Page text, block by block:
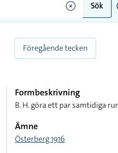
Sök
Föregående tecken
Formbeskrivning
B. H. göra ett par samtidiga
Ämne
Österberg 1916